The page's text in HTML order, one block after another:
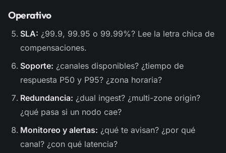
Operativo
SLA: ¿99.9, 99.95 o 99.99%? Lee la letra chica de
compensaciones.
Soporte: ¿canales disponibles? ¿tiempo de
respuesta P50 y P95? ¿zona horaria?
Redundancia: ¿dual ingest? ¿multi-zone origin?
¿qué pasa si un nodo cae?
Monitoreo y alertas: ¿qué te avisan? ¿por qué
canal? ¿con qué latencia?